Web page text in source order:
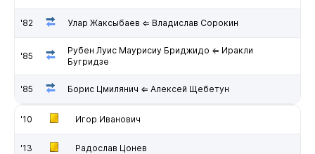
'82 Улар Жаксыбаев ⇐ Владислав Сорокин
'85
Рубен Луис Маурисиу Бриджидо ⇐ Иракли
Бугридзе
'85 Борис Цмилянич ⇐ Алексей Щебетун
'10 Игор Иванович
'13 Радослав Цонев